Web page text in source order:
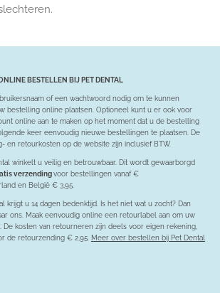
BESTELLEN BIJ PET DENTAL
of een wachtwoord nodig om te kunnen
bestelling online plaatsen. Optioneel kunt u er ook voor
online aan te maken op het moment dat u de bestelling
keer eenvoudig nieuwe bestellingen te plaatsen. De
en retourkosten op de website zijn inclusief BTW.
winkelt u veilig en betrouwbaar. Dit wordt gewaarborgd
verzendingvoor bestellingen vanaf €
en België € 3,95.
krijgt u 14 dagen bedenktijd. Is het niet wat u zocht? Dan
ons. Maak eenvoudig online een retourlabel aan om uw
De kosten van retourneren zijn deels voor eigen rekening,
de retourzending € 2,95. Meer over bestellen bij Pet Dental